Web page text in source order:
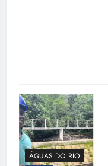
ÁGUAS DO RIO